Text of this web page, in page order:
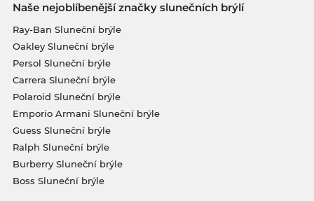
Naše nejoblíbenější značky slunečních brýlí
Ray-Ban Sluneční brýle
Oakley Sluneční brýle
Persol Sluneční brýle
Carrera Sluneční brýle
Polaroid Sluneční brýle
Emporio Armani Sluneční brýle
Guess Sluneční brýle
Ralph Sluneční brýle
Burberry Sluneční brýle
Boss Sluneční brýle